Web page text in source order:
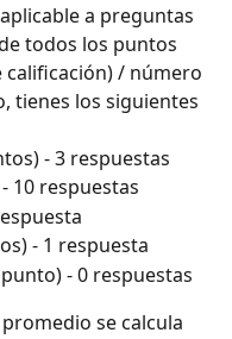
a preguntas
todos los puntos
calificación) / número
tienes los siguientes
- 3 respuestas
10 respuestas
- 1 respuesta
- 0 respuestas​​
se calcula